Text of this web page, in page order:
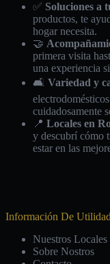
✅ Soluciones a
productos, te
hogar necesita.
🤝
primera visita
una experiencia
🛋️ Variedad y
cuidadosamente
📍 Locales en
y descubrí cómo
estar en las
Información De Utilidad
Nuestros Locales
Sobre Nostros